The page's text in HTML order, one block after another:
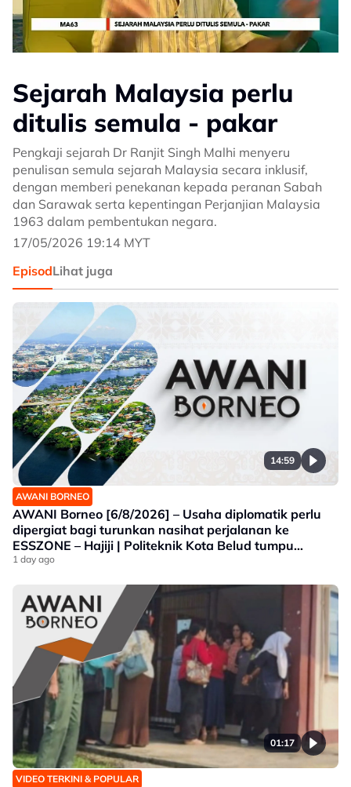
Sejarah Malaysia perlu
ditulis semula - pakar
Pengkaji sejarah Dr Ranjit Singh Malhi menyeru
penulisan semula sejarah Malaysia secara inklusif,
dengan memberi penekanan kepada peranan Sabah
dan Sarawak serta kepentingan Perjanjian Malaysia
1963 dalam pembentukan negara.
17/05/2026 19:14 MYT
EpisodLihat juga
14:59
AWANI BORNEO
AWANI Borneo [6/8/2026] – Usaha diplomatik perlu
dipergiat bagi turunkan nasihat perjalanan ke
ESSZONE – Hajiji | Politeknik Kota Belud tumpu
bidang selaras keperluan industri Sabah |
produk tempatan
1 day ago
01:17
VIDEO TERKINI & POPULAR